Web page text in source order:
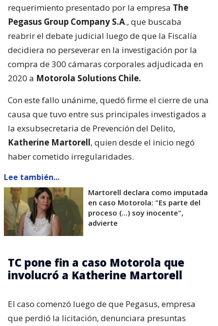
requerimiento presentado por la empresa The
Pegasus Group Company S.A., que buscaba
reabrir el debate judicial luego de que la Fiscalía
decidiera no perseverar en la investigación por la
compra de 300 cámaras corporales adjudicada en
2020 a Motorola Solutions Chile.
Con este fallo unánime, quedó firme el cierre de una
causa que tuvo entre sus principales investigados a
la exsubsecretaria de Prevención del Delito,
Katherine Martorell, quien desde el inicio negó
haber cometido irregularidades.
Lee también...
Martorell declara como imputada
en caso Motorola: "Es parte del
proceso (...) soy inocente",
advierte
TC pone fin a caso Motorola que
involucró a Katherine Martorell
El caso comenzó luego de que Pegasus, empresa
que perdió la licitación, denunciara presuntas